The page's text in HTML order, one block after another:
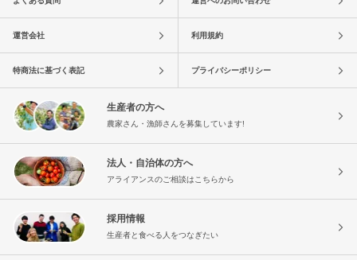
運営会社 利用規約
特商法に基づく表記 プライバシーポリシー
生産者の方へ
農家さん・漁師さんを募集しています!
法人・自治体の方へ
アライアンスのご相談はこちらから
採用情報
生産者と食べる人をつなぎたい